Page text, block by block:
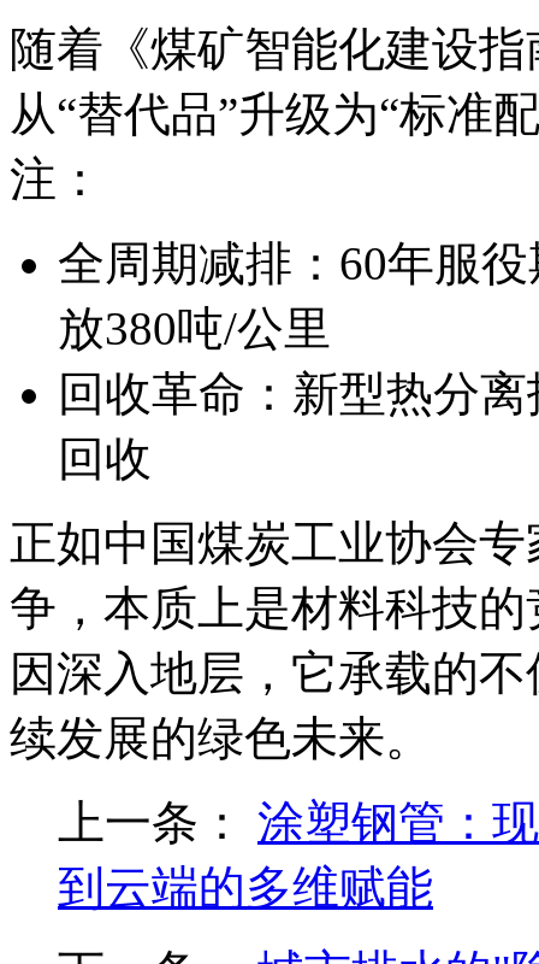
随着《煤矿智能化建设
从“替代品”升级为“标准
注：
全周期减排：60年服
放380吨/公里
回收革命：新型热分
回收
正如中国煤炭工业协会
争，本质上是材料科技
因深入地层，它承载的
续发展的绿色未来。
上一条： 涂塑钢管：
到云端的多维赋能